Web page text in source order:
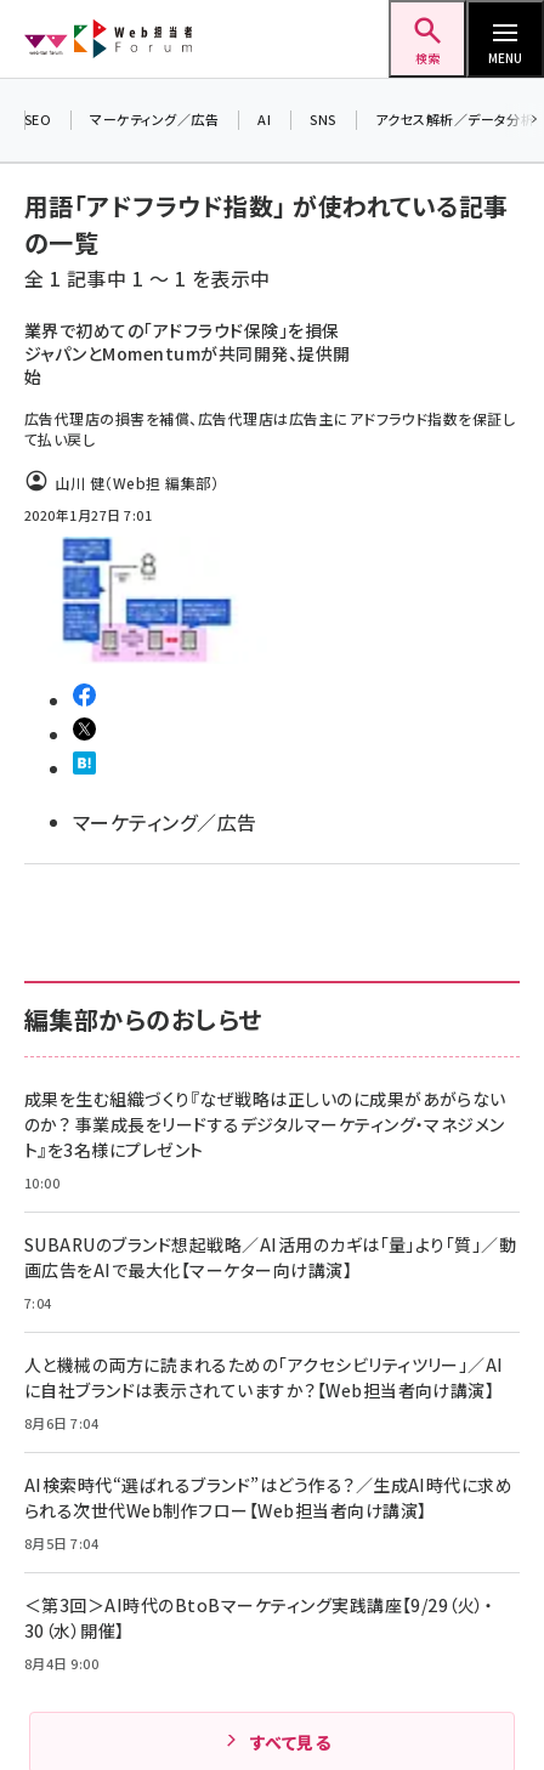
ン
検索 MENU
seo (3524)
ai (2804)
youtube (2431)
note (2312)
z世代 (1622)
meo (1275)
llmo (1163)
SEO マーケティング／広告 AI SNS アクセス解析／データ分析
用語「アドフラウド指数」 が使われている記事
の一覧
全 1 記事中 1 ～ 1 を表示中
業界で初めての「アドフラウド保険」を損保
ジャパンとMomentumが共同開発、提供開
始
広告代理店の損害を補償、広告代理店は広告主にアドフラウド指数を保証し
て払い戻し
山川 健（Web担 編集部）
2020年1月27日 7:01
マーケティング／広告
編集部からのおしらせ
成果を生む組織づくり『なぜ戦略は正しいのに成果があがらない
のか？ 事業成長をリードするデジタルマーケティング・マネジメン
ト』を3名様にプレゼント
10:00
SUBARUのブランド想起戦略／AI活用のカギは「量」より「質」／動
画広告をAIで最大化【マーケター向け講演】
7:04
人と機械の両方に読まれるための「アクセシビリティツリー」／AI
に自社ブランドは表示されていますか？【Web担当者向け講演】
8月6日 7:04
AI検索時代“選ばれるブランド”はどう作る？／生成AI時代に求め
られる次世代Web制作フロー【Web担当者向け講演】
8月5日 7:04
＜第3回＞AI時代のBtoBマーケティング実践講座【9/29（火）・
30（水）開催】
8月4日 9:00
すべて見る